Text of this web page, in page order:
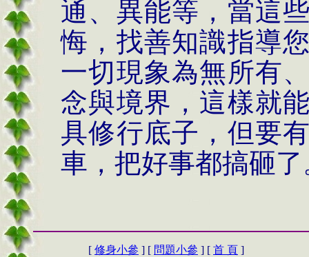
通、異能等，當這
悔，找善知識指導
一切現象為無所有
念與境界，這樣就
具修行底子，但要
車，把好事都搞砸
[ 修身小參 ] [ 問題小參 ] [ 首 頁 ]